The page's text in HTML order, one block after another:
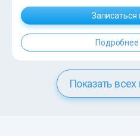
?> Записаться
Показать